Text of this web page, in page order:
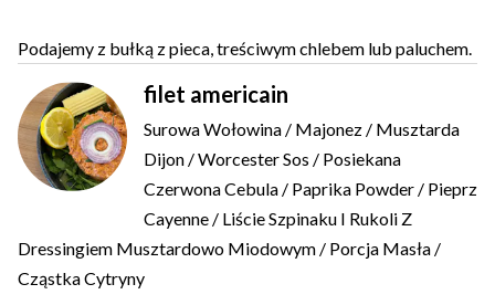
Podajemy z bułką z pieca, treściwym chlebem lub paluchem.
filet americain
Surowa Wołowina / Majonez / Musztarda
Dijon / Worcester Sos / Posiekana
Czerwona Cebula / Paprika Powder / Pieprz
Cayenne / Liście Szpinaku I Rukoli Z
Dressingiem Musztardowo Miodowym / Porcja Masła /
Cząstka Cytryny